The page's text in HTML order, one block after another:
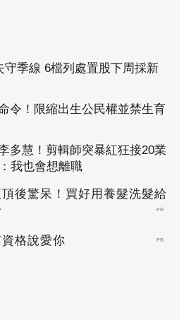
守季線 6檔列處置股下周採新
令！限縮出生公民權並禁生育
多慧！剪輯師突暴紅狂接20業
我也會想離職
後驚呆！買好用養髮洗髮給
PR
格說愛你 PR